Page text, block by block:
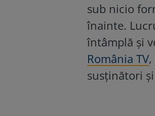
sub nicio
înainte.
întâmplă și
România TV
susținători